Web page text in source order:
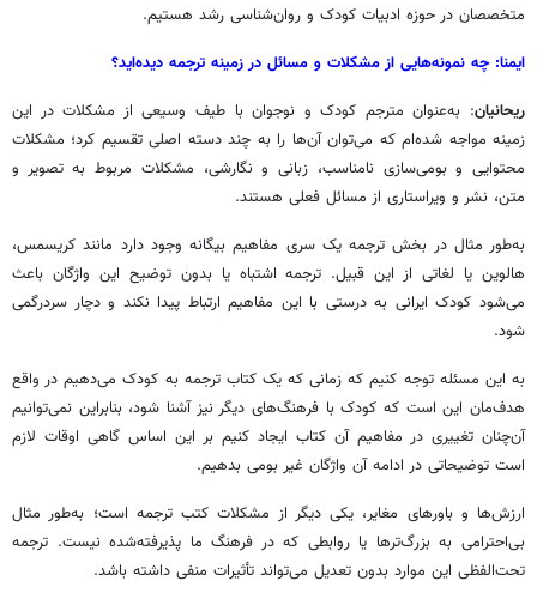
متخصصان در حوزه ادبیات کودک و روان‌شناسی رشد هستیم.
ایمنا: چه نمونه‌هایی از مشکلات و مسائل در زمینه ترجمه دیده‌اید؟
ریحانیان: به‌عنوان مترجم کودک و نوجوان با طیف وسیعی از مشکلات در این
زمینه مواجه شده‌ام که می‌توان آن‌ها را به چند دسته اصلی تقسیم کرد؛ مشکلات
محتوایی و بومی‌سازی نامناسب، زبانی و نگارشی، مشکلات مربوط به تصویر و
متن، نشر و ویراستاری از مسائل فعلی هستند.
به‌طور مثال در بخش ترجمه یک سری مفاهیم بیگانه وجود دارد مانند کریسمس،
هالوین یا لغاتی از این قبیل. ترجمه اشتباه یا بدون توضیح این واژگان باعث
می‌شود کودک ایرانی به درستی با این مفاهیم ارتباط پیدا نکند و دچار سردرگمی
شود.
به این مسئله توجه کنیم که زمانی که یک کتاب ترجمه به کودک می‌دهیم در واقع
هدف‌مان این است که کودک با فرهنگ‌های دیگر نیز آشنا شود، بنابراین نمی‌توانیم
آن‌چنان تغییری در مفاهیم آن کتاب ایجاد کنیم بر این اساس گاهی اوقات لازم
است توضیحاتی در ادامه آن واژگان غیر بومی بدهیم.
ارزش‌ها و باورهای مغایر، یکی دیگر از مشکلات کتب ترجمه است؛ به‌طور مثال
بی‌احترامی به بزرگ‌ترها یا روابطی که در فرهنگ ما پذیرفته‌شده نیست. ترجمه
تحت‌الفظی این موارد بدون تعدیل می‌تواند تأثیرات منفی داشته باشد.